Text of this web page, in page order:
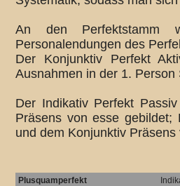
An den Perfektstamm
Personalendungen des
Der Konjunktiv Perfekt
Ausnahmen in der 1.
Der Indikativ Perfekt
Präsens von esse
und dem Konjunktiv Präsens
Plusquamperfekt